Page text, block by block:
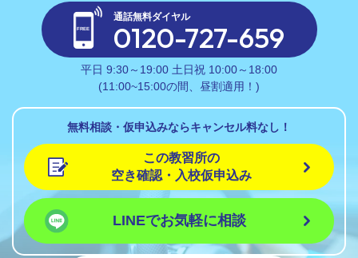
通話無料ダイヤル
0120-727-659
平日 9:30～19:00 土日祝 10:00～18:00
(11:00~15:00の間、昼割適用！)
無料相談・仮申込みならキャンセル料なし！
この教習所の
空き確認・入校仮申込み
LINEでお気軽に相談